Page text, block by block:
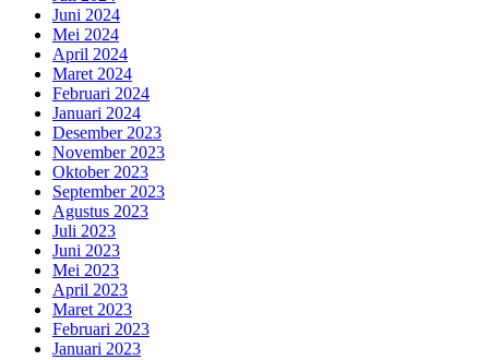
Juni 2024
Mei 2024
April 2024
Maret 2024
Februari 2024
Januari 2024
Desember 2023
November 2023
Oktober 2023
September 2023
Agustus 2023
Juli 2023
Juni 2023
Mei 2023
April 2023
Maret 2023
Februari 2023
Januari 2023